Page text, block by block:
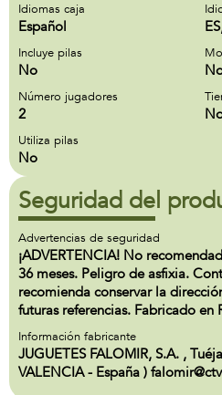
Idiomas caja
Español
Incluye pilas
No
Número jugadores
2
Utiliza pilas
No
Seguridad del
Advertencias de seguridad
¡ADVERTENCIA! No
36 meses. Peligro de asfixia.
recomienda conservar la
futuras referencias. Fabricado en
Información fabricante
JUGUETES FALOMIR, S.A. ,
VALENCIA - España )